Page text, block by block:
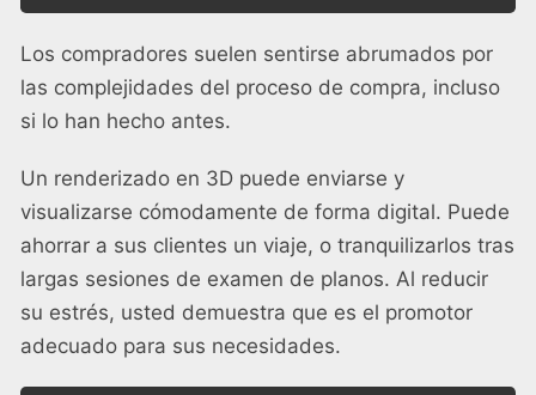
Los compradores suelen sentirse abrumados por
las complejidades del proceso de compra, incluso
si lo han hecho antes.
Un renderizado en 3D puede enviarse y
visualizarse cómodamente de forma digital. Puede
ahorrar a sus clientes un viaje, o tranquilizarlos tras
largas sesiones de examen de planos. Al reducir
su estrés, usted demuestra que es el promotor
adecuado para sus necesidades.